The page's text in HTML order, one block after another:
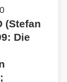
(Stefan
Die